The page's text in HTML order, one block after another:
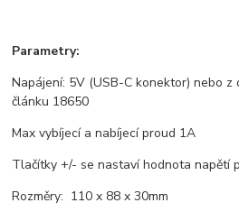
Parametry:
Napájení: 5V (USB-C konektor) nebo
článku 18650
Max vybíjecí a nabíjecí proud 1A
Tlačítky +/- se nastaví hodnota napětí
Rozměry: 110 x 88 x 30mm